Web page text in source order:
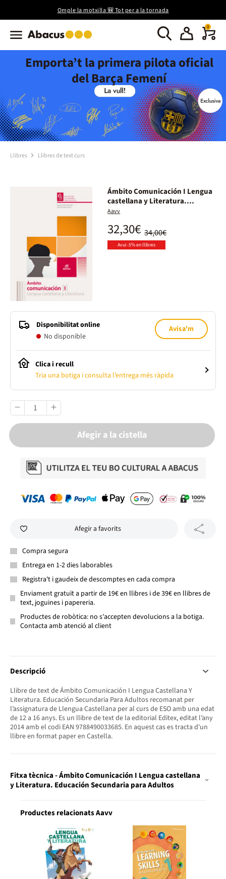
Omple la motxilla 🎒 Tot per a la tornada
0
Emporta’t la primera pilota oficial
del Barça Femení
Llibres Llibres de text curs
Ámbito Comunicación I Lengua
castellana y Literatura.
Educación Secundaria para
Aavv
34,00€
32,30€
Avui -5% en llibres
Disponibilitat online
No disponible
Avisa'm
Clica i recull
Tria una botiga i consulta l’entrega més ràpida
Afegir a la cistella
Afegir a favorits
Compra segura
Entrega en 1-2 dies laborables
Registra't i gaudeix de descomptes en cada compra
Enviament gratuït a partir de 19€ en llibres i de 39€ en llibres de
text, joguines i papereria.
Productes de robòtica: no s'accepten devolucions a la botiga.
Contacta amb atenció al client
Descripció
Llibre de text de Ámbito Comunicación I Lengua Castellana Y
Literatura. Educación Secundaria Para Adultos recomanat per
l’assignatura de Llengua Castellana per al curs de ESO amb una edat
de 12 a 16 anys. Es un llibre de text de la editorial Editex, editat l’any
2014 amb el codi EAN 9788490033685. En aquest cas es tracta d'un
llibre en format paper en Castella.
Fitxa tècnica - Ámbito Comunicación I Lengua castellana
y Literatura. Educación Secundaria para Adultos
Productes relacionats Aavv